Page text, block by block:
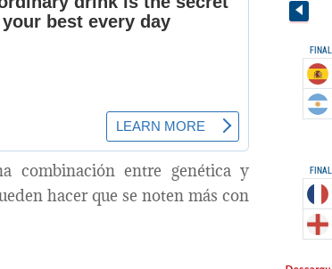
combinación entre genética y
hacer que se noten más con